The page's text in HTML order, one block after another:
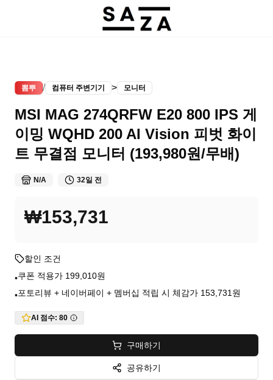
뽐뿌 / 컴퓨터 주변기기 > 모니터
MSI MAG 274QRFW E20 800 IPS 게
이밍 WQHD 200 AI Vision 피벗 화이
트 무결점 모니터 (193,980원/무배)
N/A 32일 전
₩153,731
할인 조건
•쿠폰 적용가 199,010원
•포토리뷰 + 네이버페이 + 멤버십 적립 시 체감가 153,731원
AI 점수: 80
구매하기
공유하기